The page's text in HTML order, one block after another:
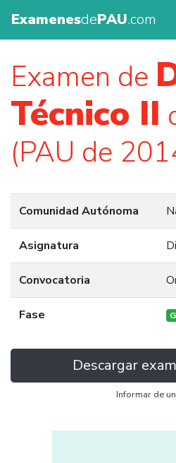
ExamenesdePAU.com
Examen de
Técnico II
(PAU de
Comunidad Autónoma
Asignatura
Convocatoria
Fase
Descargar
Informar de